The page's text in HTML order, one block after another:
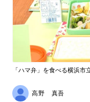
「ハマ弁」を食べる横浜市
高野 真吾